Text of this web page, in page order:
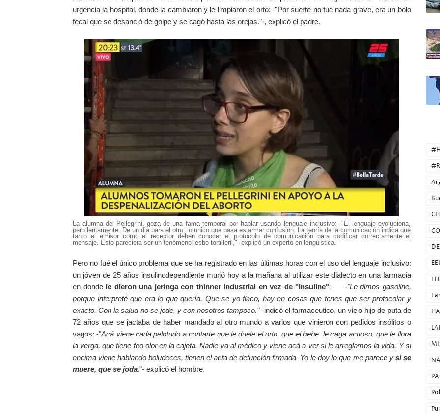
urgencia la hospital, donde la cambiaron y le limpiaron el orto: -"Por suerte no fue nada grave, era un bolo
fecal que se desancló de golpe y se cagó hasta las orejas."-, explicó el padre.
La alumna del Pellegrini, goza de una fama temporal por hablar usando lenguaje inclusivo: -"El lenguaje evoluciona,
pero lentamente. De un dia para el otro, lo unico que pasa es armar confusión. La teoría de la comunicación indica que
tanto el emisor como el receptor deben conocer el protocolo de comunicación para codificar correctamente el
mensaje. Esto pareciera ser un fenómeno lesbo-tortilleril,"- explicó un experto en lenguistica.
Pero no fué el único problema que se ha registrado en las últimas horas con el uso del lenguaje inclusivo:
un jóven de 25 años insulinodependiente murió hoy a la mañana al utilizar este dialecto en una farmacia
en donde le dieron una jeringa con thinner industrial en vez de "insuline": -"Le dimos gasoline,
porque interpreté que era lo que quería. Que se yo flaco, hay en cosas que tenes que ser protocolar y
exacto. Con la salud no se jode, y con nosotros tampoco."- indicó el farmaceutico, un viejo hijo de puta de
72 años que se jactaba de haber mandado al otro mundo a varios que vinieron con pedidos insólitos o
vagos: -"Acá viene cada pelotudo a contarte que le duele el orto, que el bebe le caga acuoso, que le llora
la verga, que tiene feo olor en la cajeta. Nadie va al médico y viene acá a ver si le arreglamos la vida. Y si
encima viene hablando boludeces, tienen el acta de defunción firmada Yo le doy lo que me parece y si se
muere, que se joda."- explicó el hombre.